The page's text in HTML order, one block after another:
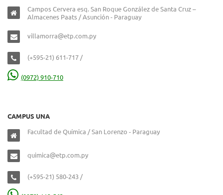
Campos Cervera esq. San Roque González de Santa Cruz –
Almacenes Paats / Asunción - Paraguay
villamorra@etp.com.py
(+595-21) 611-717 /
(0972) 910-710
CAMPUS UNA
Facultad de Química / San Lorenzo - Paraguay
quimica@etp.com.py
(+595-21) 580-243 /